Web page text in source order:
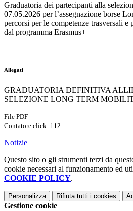
Graduatoria dei partecipanti alla
07.05.2026 per l’assegnazione borse
percorsi per le competenze trasversali e
dal programma Erasmus+
Allegati
GRADUATORIA DEFINITIVA
SELEZIONE LONG TERM
File PDF
Contatore click: 112
Notizie
Questo sito o gli strumenti terzi da
cookie necessari al funzionamento ed
COOKIE POLICY.
Personalizza Rifiuta tutti i cookies
Gestione cookie